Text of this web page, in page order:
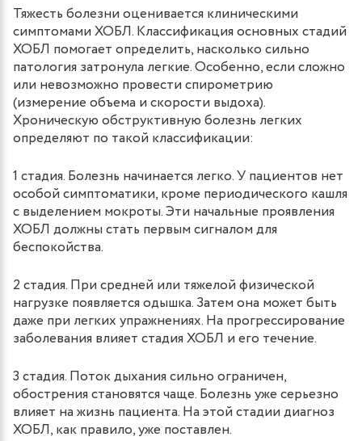
Тяжесть болезни оценивается клиническими
симптомами ХОБЛ. Классификация основных стадий
ХОБЛ помогает определить, насколько сильно
патология затронула легкие. Особенно, если сложно
или невозможно провести спирометрию
(измерение объема и скорости выдоха).
Хроническую обструктивную болезнь легких
определяют по такой классификации:
1 стадия. Болезнь начинается легко. У пациентов нет
особой симптоматики, кроме периодического кашля
с выделением мокроты. Эти начальные проявления
ХОБЛ должны стать первым сигналом для
беспокойства.
2 стадия. При средней или тяжелой физической
нагрузке появляется одышка. Затем она может быть
даже при легких упражнениях. На прогрессирование
заболевания влияет стадия ХОБЛ и его течение.
3 стадия. Поток дыхания сильно ограничен,
обострения становятся чаще. Болезнь уже серьезно
влияет на жизнь пациента. На этой стадии диагноз
ХОБЛ, как правило, уже поставлен.